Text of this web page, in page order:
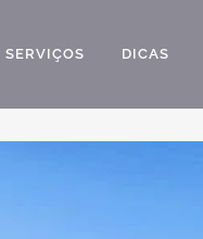
SERVIÇOS DICAS